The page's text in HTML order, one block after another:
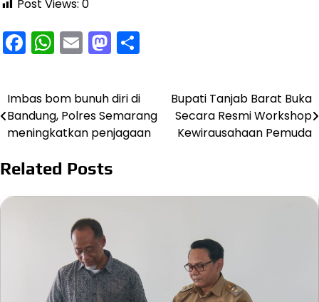
Post Views: 0
Facebook
WhatsApp
EmailMastodon
Navigasi
pos
Imbas bom bunuh diri di
Bandung, Polres Semarang
meningkatkan penjagaan
Bupati Tanjab Barat Buka
Secara Resmi Workshop
Kewirausahaan Pemuda
Related Posts